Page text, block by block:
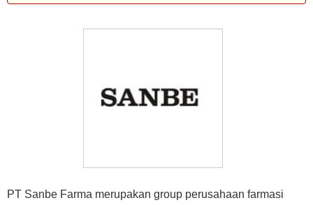
PT Sanbe Farma merupakan group perusahaan farmasi